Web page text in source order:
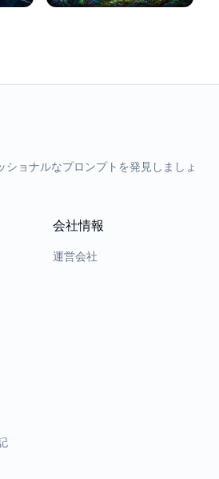
ショナルなプロンプトを発見しましょ
会社情報
運営会社